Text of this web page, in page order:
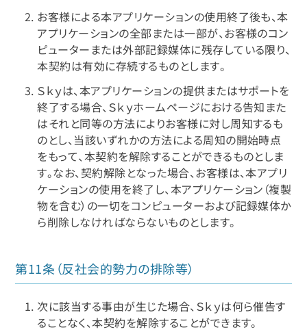
お客様による本アプリケーションの使用終了後も、本
アプリケーションの全部または一部が、お客様のコン
ピューターまたは外部記録媒体に残存している限り、
本契約は有効に存続するものとします。
Ｓｋｙは、本アプリケーションの提供またはサポートを
終了する場合、Ｓｋｙホームページにおける告知また
はそれと同等の方法によりお客様に対し周知するも
のとし、当該いずれかの方法による周知の開始時点
をもって、本契約を解除することができるものとしま
す。なお、契約解除となった場合、お客様は、本アプリ
ケーションの使用を終了し、本アプリケーション（複製
物を含む）の一切をコンピューターおよび記録媒体か
ら削除しなければならないものとします。
第11条（反社会的勢力の排除等）
次に該当する事由が生じた場合、Ｓｋｙは何ら催告す
ることなく、本契約を解除することができます。